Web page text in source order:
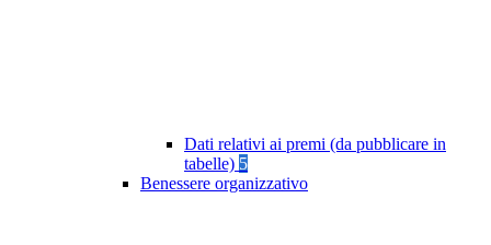
Dati relativi ai premi (da pubblicare in
tabelle) 5
Benessere organizzativo